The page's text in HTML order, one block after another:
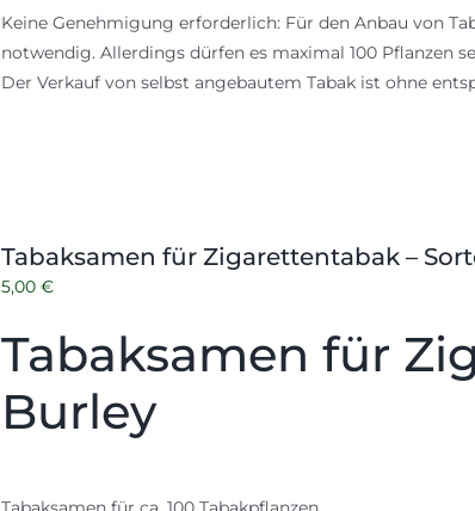
Keine Genehmigung erforderlich: Für den Anbau von
notwendig. Allerdings dürfen es maximal 100 Pflanzen
Der Verkauf von selbst angebautem Tabak ist ohne
Tabaksamen für Zigarettentabak –
5,00 €
Tabaksamen für
Burley